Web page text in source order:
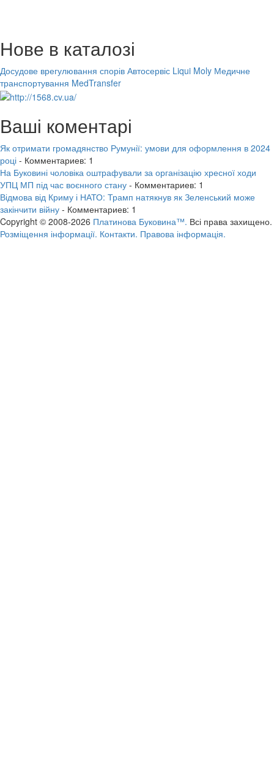
Нове в каталозі
Досудове врегулювання спорів Автосервіс Liqui Moly Медичне
транспортування MedTransfer
Ваші коментарі
Як отримати громадянство Румунії: умови для оформлення в 2024
році - Комментариев: 1
На Буковині чоловіка оштрафували за організацію хресної ходи
УПЦ МП під час воєнного стану - Комментариев: 1
Відмова від Криму і НАТО: Трамп натякнув як Зеленський може
закінчити війну - Комментариев: 1
Copyright © 2008-2026 Платинова Буковина™. Всі права захищено.
Розміщення інформації. Контакти. Правова інформація.